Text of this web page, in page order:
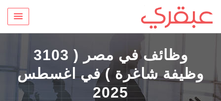
وظائف في مصر ( 3103
وظيفة شاغرة ) في اغسطس
2025